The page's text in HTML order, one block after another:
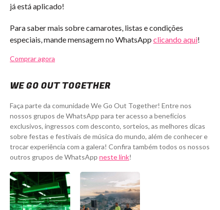
já está aplicado!
Para saber mais sobre camarotes, listas e condições
especiais, mande mensagem no WhatsApp clicando aqui!
Comprar agora
WE GO OUT TOGETHER
Faça parte da comunidade We Go Out Together! Entre nos
nossos grupos de WhatsApp para ter acesso a benefícios
exclusivos, ingressos com desconto, sorteios, as melhores dicas
sobre festas e festivais de música do mundo, além de conhecer e
trocar experiência com a galera! Confira também todos os nossos
outros grupos de WhatsApp neste link!